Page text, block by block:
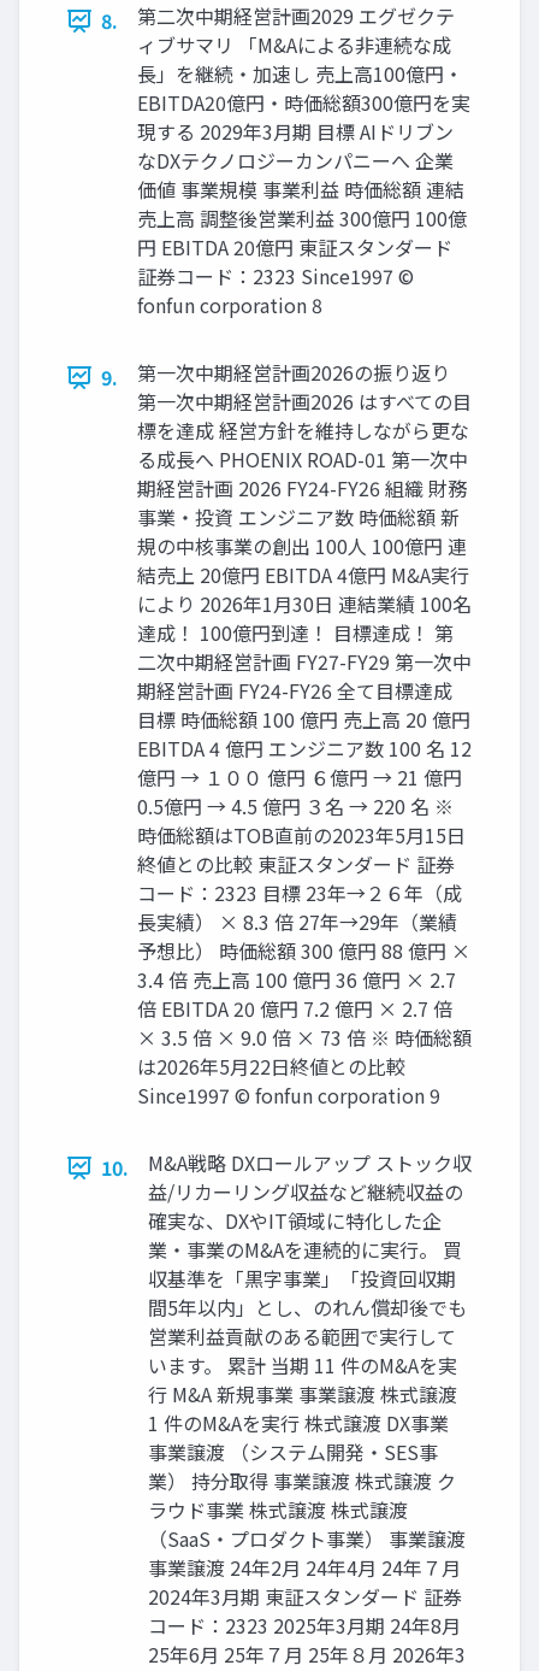
8.
第二次中期経営計画2029 エグゼクテ
ィブサマリ 「M&Aによる非連続な成
長」を継続・加速し 売上高100億円・
EBITDA20億円・時価総額300億円を実
現する 2029年3月期 目標 AIドリブン
なDXテクノロジーカンパニーへ 企業
価値 事業規模 事業利益 時価総額 連結
売上高 調整後営業利益 300億円 100億
円 EBITDA 20億円 東証スタンダード
証券コード：2323 Since1997 ©
fonfun corporation 8
9.
第一次中期経営計画2026の振り返り
第一次中期経営計画2026 はすべての目
標を達成 経営方針を維持しながら更な
る成長へ PHOENIX ROAD-01 第一次中
期経営計画 2026 FY24-FY26 組織 財務
事業・投資 エンジニア数 時価総額 新
規の中核事業の創出 100人 100億円 連
結売上 20億円 EBITDA 4億円 M&A実行
により 2026年1月30日 連結業績 100名
達成！ 100億円到達！ 目標達成！ 第
二次中期経営計画 FY27-FY29 第一次中
期経営計画 FY24-FY26 全て目標達成
目標 時価総額 100 億円 売上高 20 億円
EBITDA 4 億円 エンジニア数 100 名 12
億円 → １００ 億円 ６億円 → 21 億円
0.5億円 → 4.5 億円 ３名 → 220 名 ※
時価総額はTOB直前の2023年5月15日
終値との比較 東証スタンダード 証券
コード：2323 目標 23年→２６年（成
長実績） × 8.3 倍 27年→29年（業績
予想比） 時価総額 300 億円 88 億円 ×
3.4 倍 売上高 100 億円 36 億円 × 2.7
倍 EBITDA 20 億円 7.2 億円 × 2.7 倍
× 3.5 倍 × 9.0 倍 × 73 倍 ※ 時価総額
は2026年5月22日終値との比較
Since1997 © fonfun corporation 9
10.
M&A戦略 DXロールアップ ストック収
益/リカーリング収益など継続収益の
確実な、DXやIT領域に特化した企
業・事業のM&Aを連続的に実行。 買
収基準を「黒字事業」「投資回収期
間5年以内」とし、のれん償却後でも
営業利益貢献のある範囲で実行して
います。 累計 当期 11 件のM&Aを実
行 M&A 新規事業 事業譲渡 株式譲渡
1 件のM&Aを実行 株式譲渡 DX事業
事業譲渡 （システム開発・SES事
業） 持分取得 事業譲渡 株式譲渡 ク
ラウド事業 株式譲渡 株式譲渡
（SaaS・プロダクト事業） 事業譲渡
事業譲渡 24年2月 24年4月 24年７月
2024年3月期 東証スタンダード 証券
コード：2323 2025年3月期 24年8月
25年6月 25年７月 25年８月 2026年3